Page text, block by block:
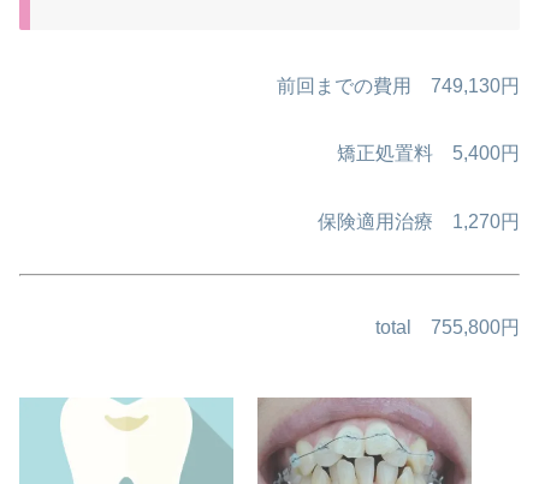
前回までの費用 749,130円
矯正処置料 5,400円
保険適用治療 1,270円
total 755,800円